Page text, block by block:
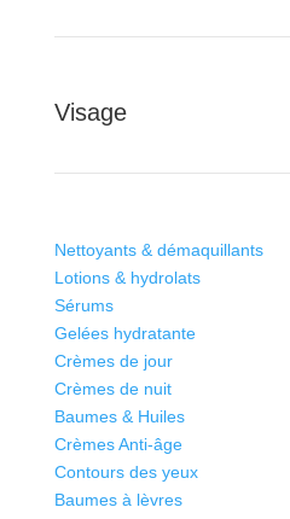
Visage
Nettoyants & démaquillants
Lotions & hydrolats
Sérums
Gelées hydratante
Crèmes de jour
Crèmes de nuit
Baumes & Huiles
Crèmes Anti-âge
Contours des yeux
Baumes à lèvres